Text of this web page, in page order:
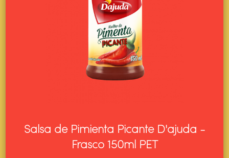
HOME
Salsa de Pimienta Picante D'ajuda -
Frasco 150ml PET